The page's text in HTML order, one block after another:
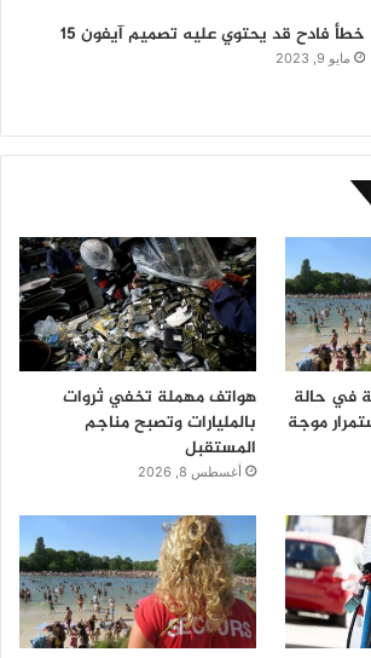
خطأ فادح قد يحتوي عليه تصميم آيفون 15
مايو 9, 2023
مقاطعة في حالة
موجة
هواتف مهملة تخفي ثروات
بالمليارات وتصبح مناجم
المستقبل
أغسطس 8, 2026